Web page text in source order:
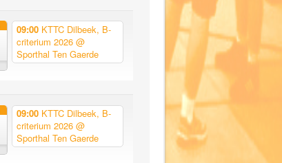
09:00 KTTC Dilbeek, B-
criterium 2026 @
Sporthal Ten Gaerde
09:00 KTTC Dilbeek, B-
criterium 2026 @
Sporthal Ten Gaerde